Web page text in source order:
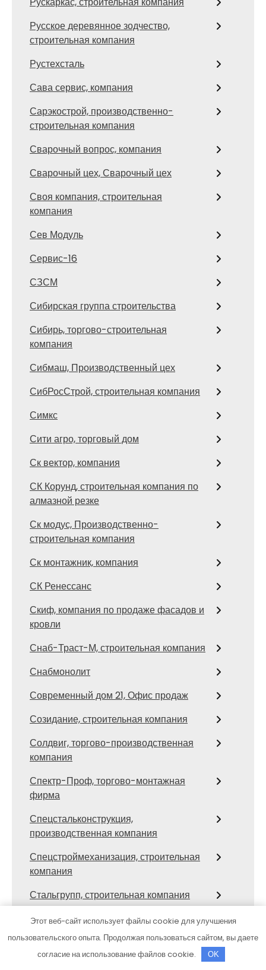
Русское деревянное зодчество,
строительная компания
Рустехсталь
Сава сервис, компания
Сарэкострой, производственно-
строительная компания
Сварочный вопрос, компания
Сварочный цех, Сварочный цех
Своя компания, строительная
компания
Сев Модуль
Сервис-16
СЗСМ
Сибирская группа строительства
Сибирь, торгово-строительная
компания
Сибмаш, Производственный цех
СибРосСтрой, строительная компания
Симкс
Сити агро, торговый дом
Ск вектор, компания
СК Корунд, строительная компания по
алмазной резке
Ск модус, Производственно-
строительная компания
Ск монтажник, компания
СК Ренессанс
Скиф, компания по продаже фасадов и
кровли
Снаб-Траст-М, строительная компания
Снабмонолит
Современный дом 21, Офис продаж
Созидание, строительная компания
Солдвиг, торгово-производственная
компания
Спектр-Проф, торгово-монтажная
фирма
Спецстальконструкция,
производственная компания
Спецстроймеханизация, строительная
компания
Стальгрупп, строительная компания
Стальмет, производственная
строительно-монтажная компания
Стил-Строй, строительная компания
Этот веб-сайт использует файлы cookie для улучшения
пользовательского опыта. Продолжая пользоваться сайтом, вы даете
согласие на использование файлов cookie.
OK